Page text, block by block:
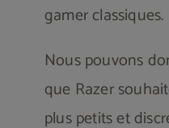
gamer classiques.
Nous pouvons
que Razer
plus petits et